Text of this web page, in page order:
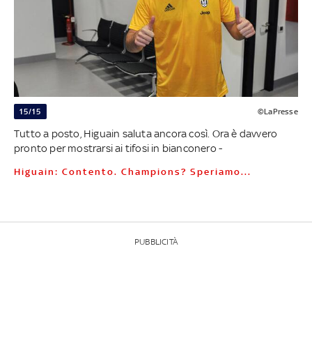
15/15 ©LaPresse
Tutto a posto, Higuain saluta ancora così. Ora è davvero
pronto per mostrarsi ai tifosi in bianconero -
Higuain: Contento. Champions? Speriamo...
PUBBLICITÀ